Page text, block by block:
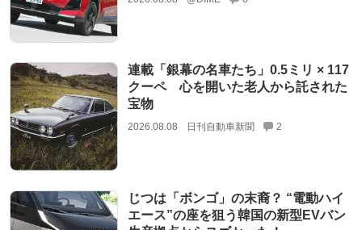
連載「銀幕の名車たち」0.5ミリ × 117
クーペ 心を開いた老人から託された
宝物
2026.08.08 日刊自動車新聞 2
じつは「ボンゴ」の末裔？ “電動ハイ
エース”の座を狙う韓国の新型EVバン